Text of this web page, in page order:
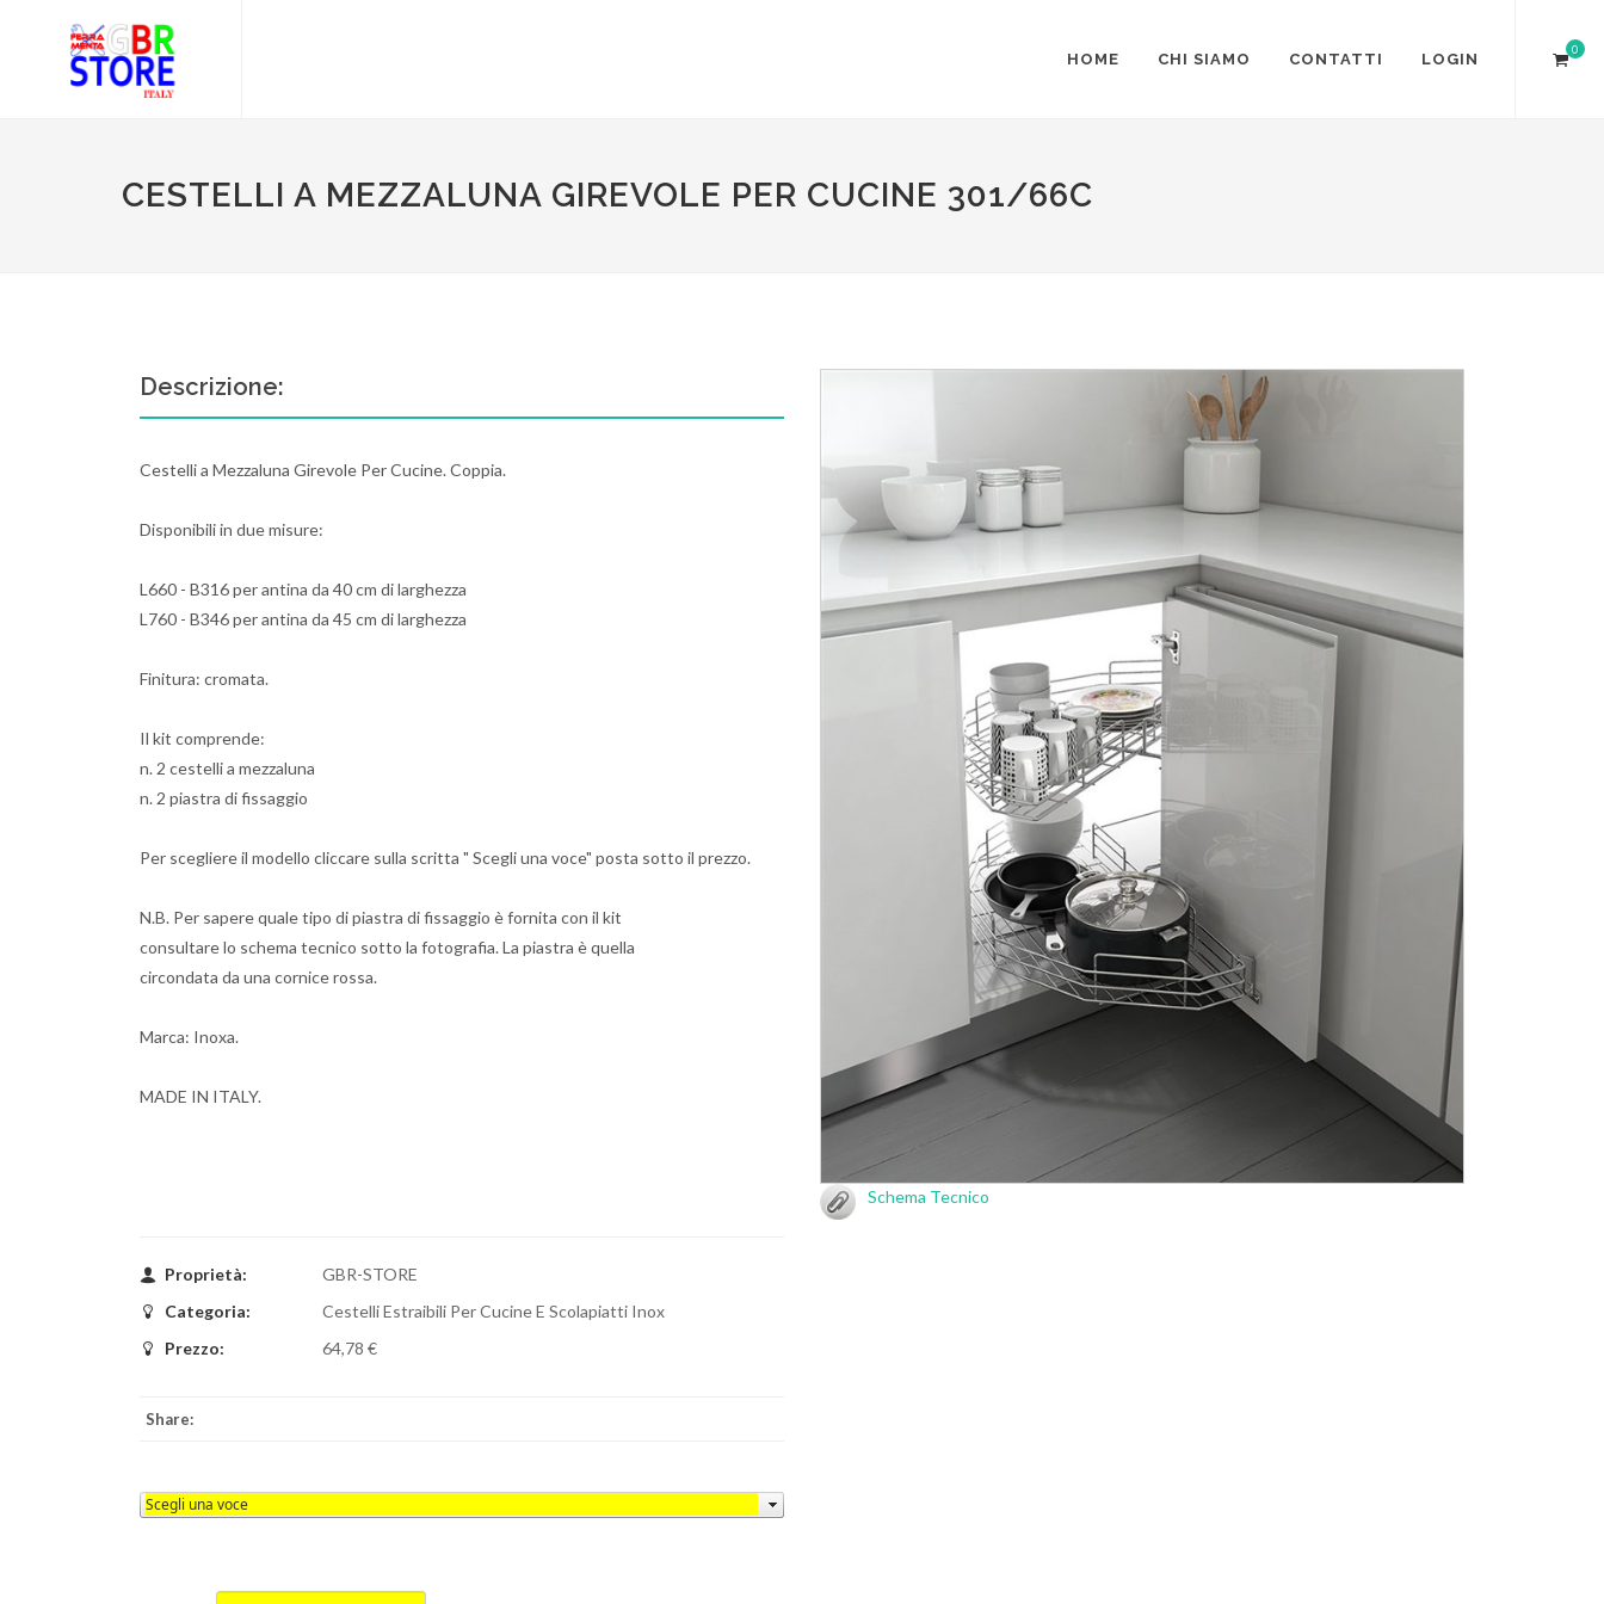
HOME CHI SIAMO CONTATTI LOGIN
0
CESTELLI A MEZZALUNA GIREVOLE PER CUCINE 301/66C
Descrizione:
Cestelli a Mezzaluna Girevole Per Cucine. Coppia.
Disponibili in due misure:
L660 - B316 per antina da 40 cm di larghezza
L760 - B346 per antina da 45 cm di larghezza
Finitura: cromata.
Il kit comprende:
n. 2 cestelli a mezzaluna
n. 2 piastra di fissaggio
Per scegliere il modello cliccare sulla scritta " Scegli una voce" posta sotto il prezzo.
N.B. Per sapere quale tipo di piastra di fissaggio è fornita con il kit
consultare lo schema tecnico sotto la fotografia. La piastra è quella
circondata da una cornice rossa.
Marca: Inoxa.
MADE IN ITALY.
Proprietà:
GBR-STORE
Categoria:
Cestelli Estraibili Per Cucine E Scolapiatti Inox
Prezzo:
64,78 €
Share:
Schema Tecnico